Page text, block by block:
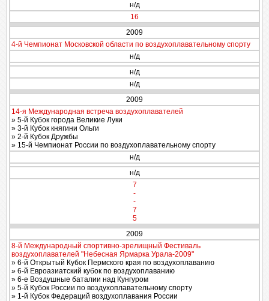
н/д
16
2009
4-й Чемпионат Московской области по воздухоплавательному спорту
н/д
н/д
н/д
2009
14-я Международная встреча воздухоплавателей
» 5-й Кубок города Великие Луки
» 3-й Кубок княгини Ольги
» 2-й Кубок Дружбы
» 15-й Чемпионат России по воздухоплавательному спорту
н/д
н/д
7
-
-
7
5
2009
8-й Международный спортивно-зрелищный Фестиваль
воздухоплавателей "Небесная Ярмарка Урала-2009"
» 6-й Открытый Кубок Пермского края по воздухоплаванию
» 6-й Евроазиатский кубок по воздухоплаванию
» 6-е Воздушные баталии над Кунгуром
» 5-й Кубок России по воздухоплавательному спорту
» 1-й Кубок Федераций воздухоплавания России